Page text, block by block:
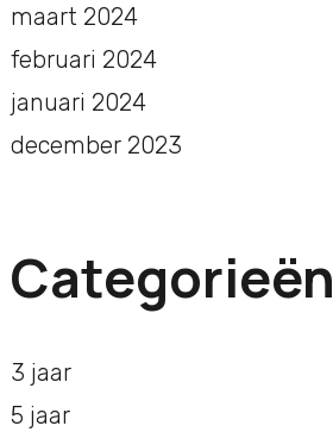
maart 2024
februari 2024
januari 2024
december 2023
Categorieën
3 jaar
5 jaar